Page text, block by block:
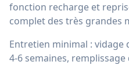
fonction recharge et
complet des très grandes
Entretien minimal : vidage
4-6 semaines,